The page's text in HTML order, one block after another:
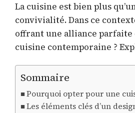
La cuisine est bien plus
convivialité. Dans ce
offrant une alliance
cuisine contemporaine ?
Sommaire
Pourquoi opter pour une
Les éléments clés d’un